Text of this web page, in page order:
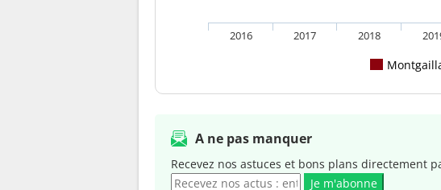
2016 2017 2018
A ne pas manquer
Recevez nos astuces et bons plans directement
Je m'abonne